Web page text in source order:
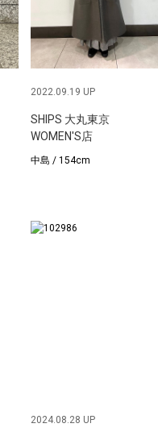
2022.09.19 UP
SHIPS 大丸東京
WOMEN'S店
中島 / 154cm
2024.08.28 UP